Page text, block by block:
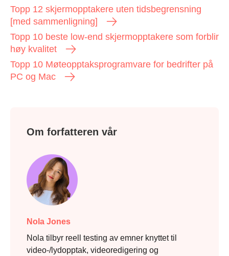
Topp 12 skjermopptakere uten tidsbegrensning
[med sammenligning]
Topp 10 beste low-end skjermopptakere som forblir
høy kvalitet
Topp 10 Møteopptaksprogramvare for bedrifter på
PC og Mac
Om forfatteren vår
Nola Jones
Nola tilbyr reell testing av emner knyttet til
video-/lydopptak, videoredigering og